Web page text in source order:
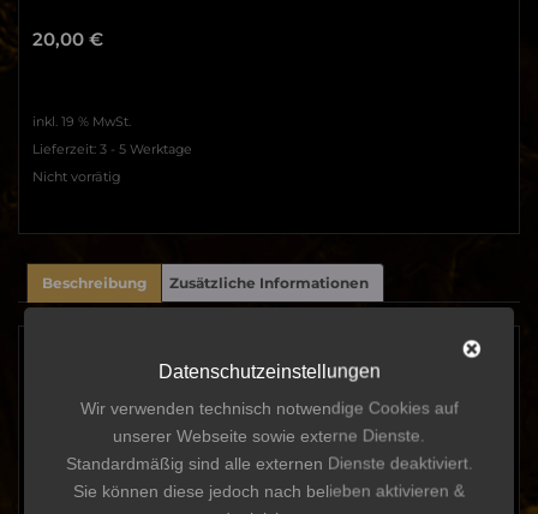
20,00 €
inkl. 19 % MwSt.
Lieferzeit: 3 - 5 Werktage
Nicht vorrätig
Beschreibung Zusätzliche Informationen
Verleihen Sie Ihrem Look das gewisse Extra.
Hergestellt aus hochwertigen Materialien, ist dieser Ohrring ein
absolutes Must-Have für jeden Schmuckliebhaber.
Dieser Schmuck ist robust und langlebig und bleibt dank seiner
Datenschutzeinstellungen
Wir verwenden technisch notwendige Cookies auf
unserer Webseite sowie externe Dienste.
Standardmäßig sind alle externen Dienste deaktiviert.
Sie können diese jedoch nach belieben aktivieren &